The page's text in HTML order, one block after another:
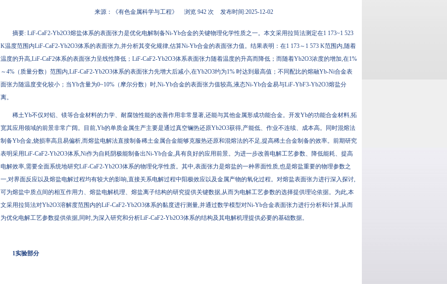
来源：《有色金属科学与工程》 浏览 942 次 发布时间:2025-12-02
摘要: LiF-CaF2-Yb2O3熔盐体系的表面张力是优化电解制备Ni-Yb合金的关键物理化学性质之一。本文采用拉筒法测定在1 173~1 523
K温度范围内LiF-CaF2-Yb2O3体系的表面张力,并分析其变化规律,估算Ni-Yb合金的表面张力值。结果表明：在1 173～1 573 K范围内,随着
温度的升高,LiF-CaF2体系的表面张力呈线性降低；LiF-CaF2-Yb2O3体系表面张力随着温度的升高而降低；而随着Yb2O3浓度的增加,在1%
～4%（质量分数）范围内,LiF-CaF2-Yb2O3体系的表面张力先增大后减小,在Yb2O3约为1% 时达到最高值；不同配比的熔融Yb-Ni合金表
面张力随温度变化较小；当Yb含量为0~10%（摩尔分数）时,Ni-Yb合金的表面张力值较高,液态Ni-Yb合金易与LiF-YbF3-Yb2O3熔盐分
离。
稀土Yb不仅对铝、镁等合金材料的力学、耐腐蚀性能的改善作用非常显著,还能与其他金属形成功能合金。开发Yb的功能合金材料,拓
宽其应用领域的前景非常广阔。目前,Yb的单质金属生产主要是通过真空镧热还原Yb2O3获得,产能低、作业不连续、成本高。同时混熔法
制备Yb合金,烧损率高且易偏析,而熔盐电解法直接制备稀土金属合金能够克服热还原和混熔法的不足,提高稀土合金制备的效率。前期研究
表明采用LiF-CaF2-Yb2O3体系,Ni作为自耗阴极能制备出Ni-Yb合金,具有良好的应用前景。为进一步改善电解工艺参数、降低能耗、提高
电解效率,需要全面系统地研究LiF-CaF2-Yb2O3体系的物理化学性质。其中,表面张力是熔盐的一种界面性质,也是熔盐重要的物理参数之
一,对界面反应以及熔盐电解过程均有较大的影响,直接关系电解过程中阳极效应以及金属产物的氧化过程。对熔盐表面张力进行深入探讨,
可为熔盐中质点间的相互作用力、熔盐电解机理、熔盐离子结构的研究提供关键数据,从而为电解工艺参数的选择提供理论依据。为此,本
文采用拉筒法对Yb2O3溶解度范围内的LiF-CaF2-Yb2O3体系的黏度进行测量,并通过数学模型对Ni-Yb合金表面张力进行分析和计算,从而
为优化电解工艺参数提供依据,同时,为深入研究和分析LiF-CaF2-Yb2O3体系的结构及其电解机理提供必要的基础数据。
1实验部分